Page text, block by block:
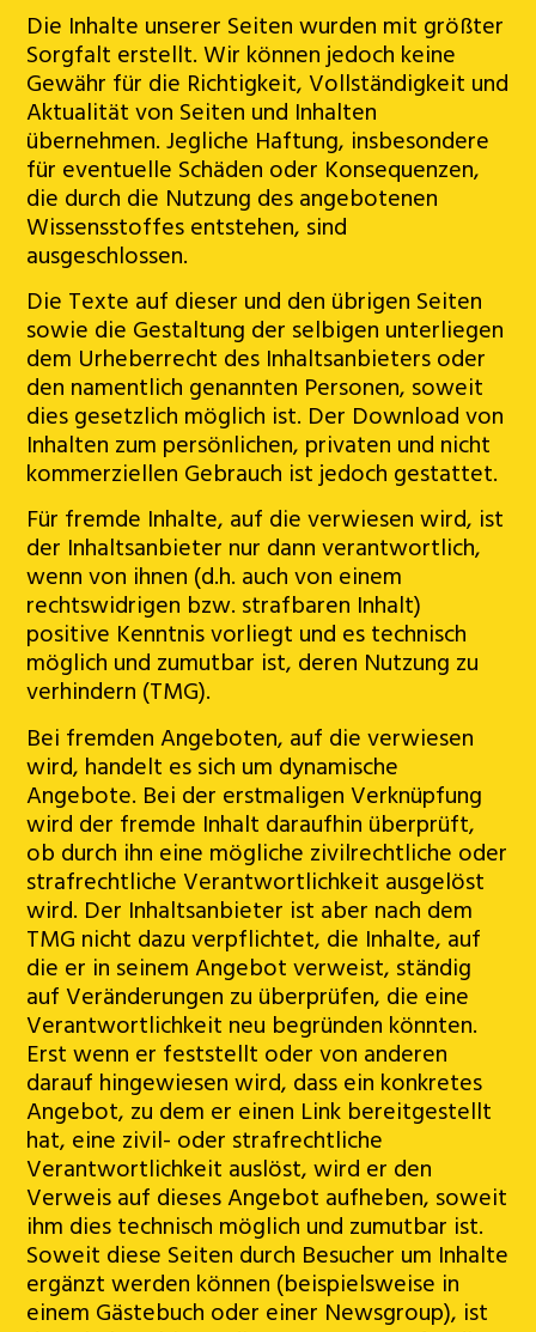
Die Inhalte unserer Seiten wurden mit größter
Sorgfalt erstellt. Wir können jedoch keine
Gewähr für die Richtigkeit, Vollständigkeit und
Aktualität von Seiten und Inhalten
übernehmen. Jegliche Haftung, insbesondere
für eventuelle Schäden oder Konsequenzen,
die durch die Nutzung des angebotenen
Wissensstoffes entstehen, sind
ausgeschlossen.
Die Texte auf dieser und den übrigen Seiten
sowie die Gestaltung der selbigen unterliegen
dem Urheberrecht des Inhaltsanbieters oder
den namentlich genannten Personen, soweit
dies gesetzlich möglich ist. Der Download von
Inhalten zum persönlichen, privaten und nicht
kommerziellen Gebrauch ist jedoch gestattet.
Für fremde Inhalte, auf die verwiesen wird, ist
der Inhaltsanbieter nur dann verantwortlich,
wenn von ihnen (d.h. auch von einem
rechtswidrigen bzw. strafbaren Inhalt)
positive Kenntnis vorliegt und es technisch
möglich und zumutbar ist, deren Nutzung zu
verhindern (TMG).
Bei fremden Angeboten, auf die verwiesen
wird, handelt es sich um dynamische
Angebote. Bei der erstmaligen Verknüpfung
wird der fremde Inhalt daraufhin überprüft,
ob durch ihn eine mögliche zivilrechtliche oder
strafrechtliche Verantwortlichkeit ausgelöst
wird. Der Inhaltsanbieter ist aber nach dem
TMG nicht dazu verpflichtet, die Inhalte, auf
die er in seinem Angebot verweist, ständig
auf Veränderungen zu überprüfen, die eine
Verantwortlichkeit neu begründen könnten.
Erst wenn er feststellt oder von anderen
darauf hingewiesen wird, dass ein konkretes
Angebot, zu dem er einen Link bereitgestellt
hat, eine zivil- oder strafrechtliche
Verantwortlichkeit auslöst, wird er den
Verweis auf dieses Angebot aufheben, soweit
ihm dies technisch möglich und zumutbar ist.
Soweit diese Seiten durch Besucher um Inhalte
ergänzt werden können (beispielsweise in
einem Gästebuch oder einer Newsgroup), ist